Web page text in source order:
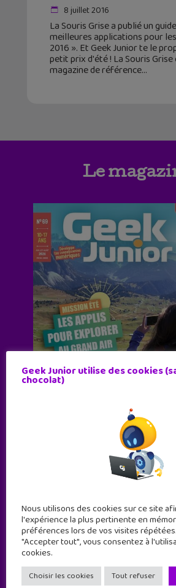
8 juillet 2016
La Souris Grise a publié un
meilleures applications pour
2016 ». Et Geek Junior te le
petit prix d'été ! La Souris
magazine de référence
Le
Abonne-toi !
11 numéros par an
JE M'ABONNE !
Geek Junior utilise des cookies
chocolat)
Nous utilisons des cookies sur ce site
l'expérience la plus pertinente en
préférences lors de vos visites
"Accepter tout", vous consentez à
cookies.
Choisir les cookies Tout refuser